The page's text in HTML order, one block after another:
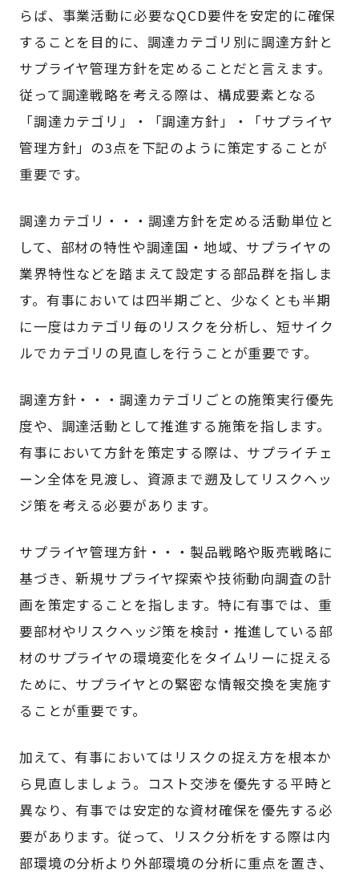
らば、事業活動に必要なQCD要件を安定的に確保
することを目的に、調達カテゴリ別に調達方針と
サプライヤ管理方針を定めることだと言えます。
従って調達戦略を考える際は、構成要素となる
「調達カテゴリ」・「調達方針」・「サプライヤ
管理方針」の3点を下記のように策定することが
重要です。
調達カテゴリ・・・調達方針を定める活動単位と
して、部材の特性や調達国・地域、サプライヤの
業界特性などを踏まえて設定する部品群を指しま
す。有事においては四半期ごと、少なくとも半期
に一度はカテゴリ毎のリスクを分析し、短サイク
ルでカテゴリの見直しを行うことが重要です。
調達方針・・・調達カテゴリごとの施策実行優先
度や、調達活動として推進する施策を指します。
有事において方針を策定する際は、サプライチェ
ーン全体を見渡し、資源まで遡及してリスクヘッ
ジ策を考える必要があります。
サプライヤ管理方針・・・製品戦略や販売戦略に
基づき、新規サプライヤ探索や技術動向調査の計
画を策定することを指します。特に有事では、重
要部材やリスクヘッジ策を検討・推進している部
材のサプライヤの環境変化をタイムリーに捉える
ために、サプライヤとの緊密な情報交換を実施す
ることが重要です。
加えて、有事においてはリスクの捉え方を根本か
ら見直しましょう。コスト交渉を優先する平時と
異なり、有事では安定的な資材確保を優先する必
要があります。従って、リスク分析をする際は内
部環境の分析より外部環境の分析に重点を置き、